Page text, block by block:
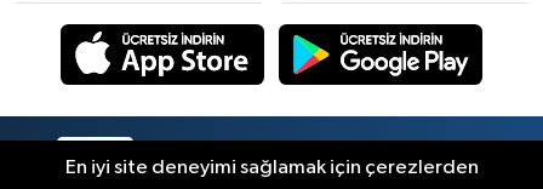
En iyi site deneyimi sağlamak için çerezlerden